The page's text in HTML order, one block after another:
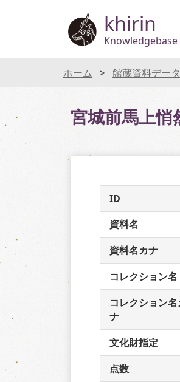
khirin
ホーム 館蔵資料デー
宮城前馬上
ID
資料名
資料名カナ
コレクション名
コレクション名
ナ
文化財指定
点数